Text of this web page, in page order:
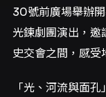
30號前廣場舉辦
光鍊劇團演出，
史交會之間，感受
「光、河流與面